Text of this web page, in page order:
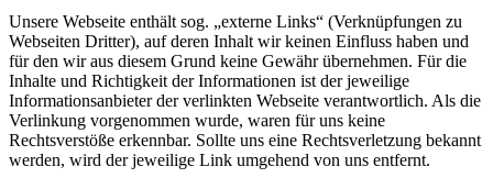
Unsere Webseite enthält sog. „externe Links“ (Verknüpfungen zu
Webseiten Dritter), auf deren Inhalt wir keinen Einfluss haben und
für den wir aus diesem Grund keine Gewähr übernehmen. Für die
Inhalte und Richtigkeit der Informationen ist der jeweilige
Informationsanbieter der verlinkten Webseite verantwortlich. Als die
Verlinkung vorgenommen wurde, waren für uns keine
Rechtsverstöße erkennbar. Sollte uns eine Rechtsverletzung bekannt
werden, wird der jeweilige Link umgehend von uns entfernt.